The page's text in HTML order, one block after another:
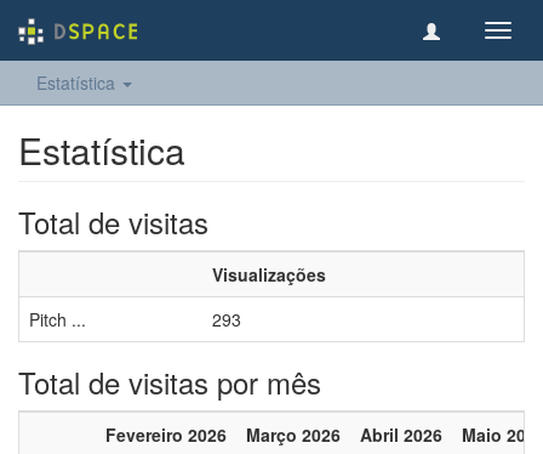
Estatística
Estatística
Total de visitas
Visualizações
Pitch ...
293
Total de visitas por mês
Fevereiro 2026 Março 2026 Abril 2026
Maio